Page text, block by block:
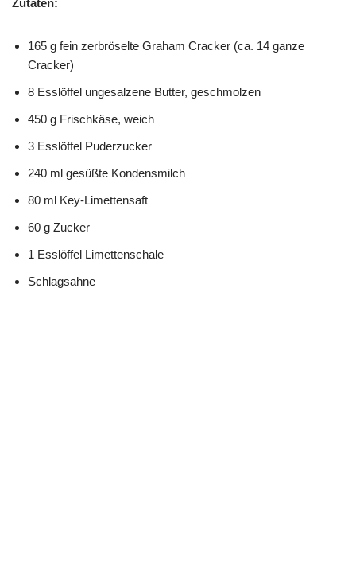
Zutaten:
165 g fein zerbröselte Graham Cracker (ca. 14 ganze
Cracker)
8 Esslöffel ungesalzene Butter, geschmolzen
450 g Frischkäse, weich
3 Esslöffel Puderzucker
240 ml gesüßte Kondensmilch
80 ml Key-Limettensaft
60 g Zucker
1 Esslöffel Limettenschale
Schlagsahne